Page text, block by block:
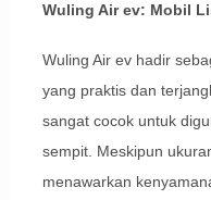
Wuling Air ev: Mobil
Wuling Air ev hadir
yang praktis dan
sangat cocok untuk
sempit. Meskipun
menawarkan